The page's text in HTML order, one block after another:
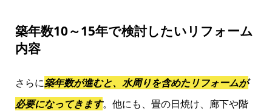
築年数10～15年で検討したいリフォーム
内容
さらに築年数が進むと、水周りを含めたリフォームが
必要になってきます。他にも、畳の日焼け、廊下や階